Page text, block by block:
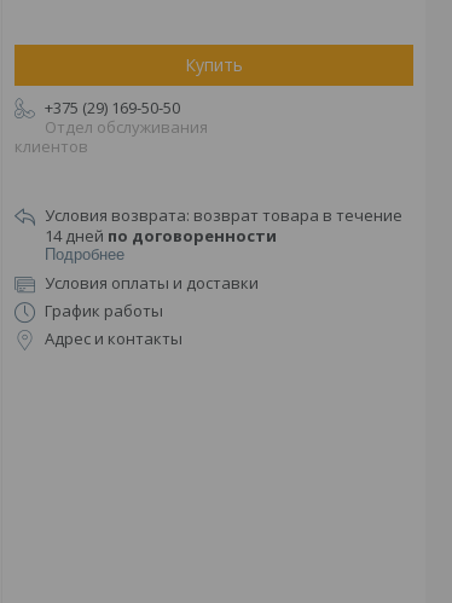
Купить
+375 (29) 169-50-50
Отдел обслуживания
клиентов
возврат товара в течение
14 дней по договоренности
Подробнее
Условия оплаты и доставки
График работы
Адрес и контакты